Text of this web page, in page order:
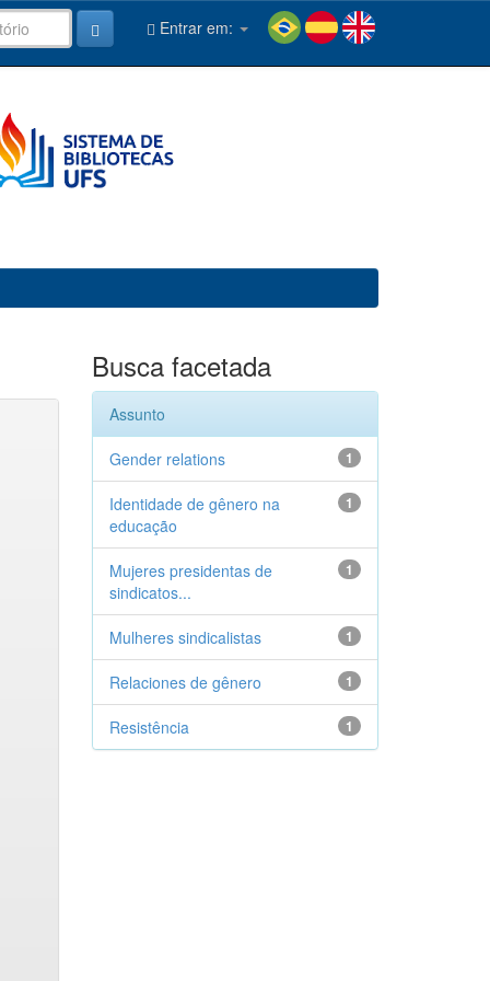
Entrar em:
Busca facetada
Assunto
1
Gender relations
1
Identidade de gênero na
educação
1
Mujeres presidentas de
sindicatos...
1
Mulheres sindicalistas
1
Relaciones de gênero
1
Resistência